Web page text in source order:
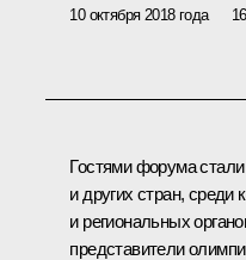
10 октября 2018 года
Гостями форума
и других стран,
и региональных
представители